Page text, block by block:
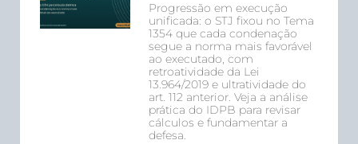
Progressão em execução
unificada: o STJ fixou no Tema
1354 que cada condenação
segue a norma mais favorável
ao executado, com
retroatividade da Lei
13.964/2019 e ultratividade do
art. 112 anterior. Veja a análise
prática do IDPB para revisar
cálculos e fundamentar a
defesa.